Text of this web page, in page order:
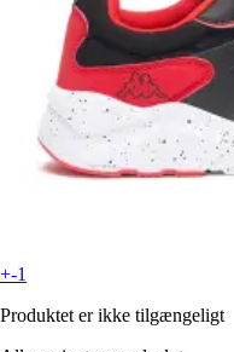
+-1
Produktet er ikke tilgængeligt